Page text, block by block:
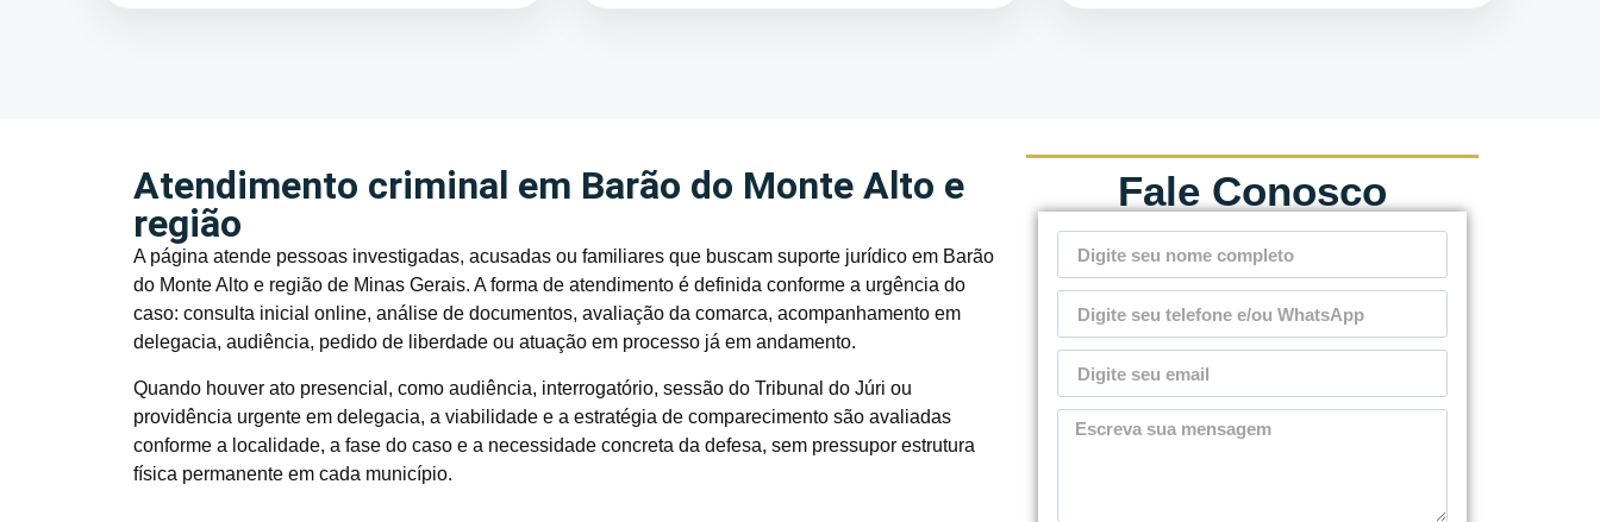
Atendimento criminal em Barão do Monte Alto e
região
A página atende pessoas investigadas, acusadas ou familiares que buscam suporte jurídico em Barão
do Monte Alto e região de Minas Gerais. A forma de atendimento é definida conforme a urgência do
caso: consulta inicial online, análise de documentos, avaliação da comarca, acompanhamento em
delegacia, audiência, pedido de liberdade ou atuação em processo já em andamento.
Quando houver ato presencial, como audiência, interrogatório, sessão do Tribunal do Júri ou
providência urgente em delegacia, a viabilidade e a estratégia de comparecimento são avaliadas
conforme a localidade, a fase do caso e a necessidade concreta da defesa, sem pressupor estrutura
física permanente em cada município.
Fale Conosco